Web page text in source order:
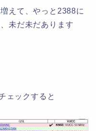
えて、やっと2388に
未だ未だあります
ェックすると